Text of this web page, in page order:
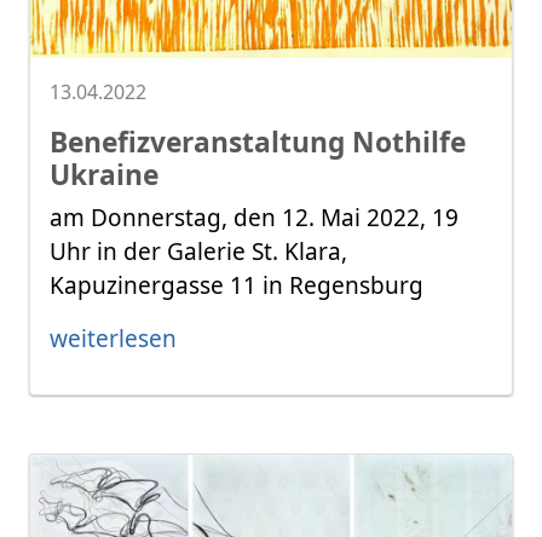
13.04.2022
Benefizveranstaltung Nothilfe
Ukraine
am Donnerstag, den 12. Mai 2022, 19
Uhr in der Galerie St. Klara,
Kapuzinergasse 11 in Regensburg
weiterlesen